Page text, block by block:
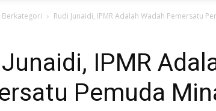
Berkategori Rudi Junaidi, IPMR Adalah Wadah Pemersatu
IPMR
Pemuda